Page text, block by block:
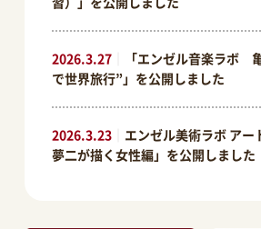
2026.3.27｜
「エンゼル音楽ラボ
で世界旅行”」を公開しました
2026.3.23｜ エンゼル美術ラボ アー
夢二が描く女性編」を公開しました